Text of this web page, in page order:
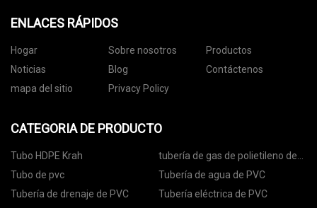
ENLACES RÁPIDOS
Hogar Sobre nosotros
Productos
Noticias
Blog
Contáctenos
mapa del sitio
Privacy Policy
CATEGORIA DE PRODUCTO
Tubo HDPE Krah
tubería de gas de polietileno de
alta densidad
Tubo de pvc
Tubería de agua de PVC
Tubería de drenaje de PVC
Tubería eléctrica de PVC